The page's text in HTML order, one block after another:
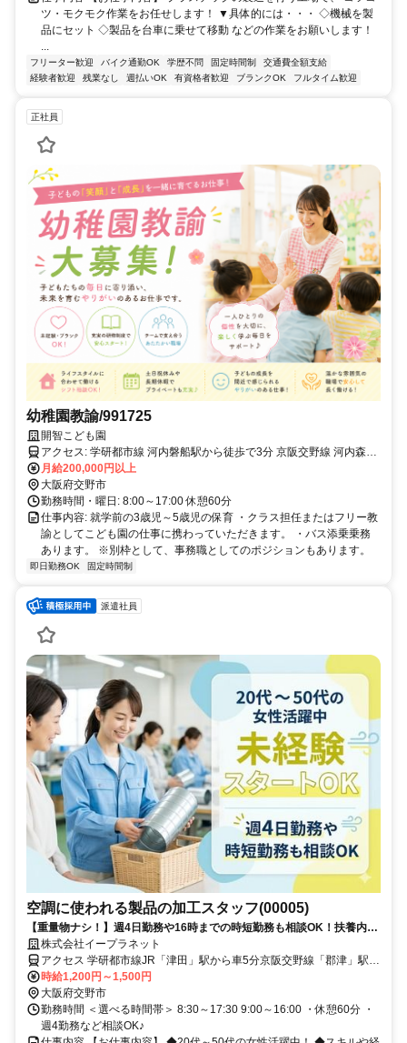
ツ・モクモク作業をお任せします！ ▼具体的には・・・ ◇機械を製
品にセット ◇製品を台車に乗せて移動 などの作業をお願いします！
...
フリーター歓迎 バイク通勤OK 学歴不問 固定時間制
交通費全額支給
経験者歓迎
残業なし 週払いOK 有資格者歓迎 ブランクOK フルタイム歓迎
正社員
幼稚園教諭/991725
開智こども園
アクセス: 学研都市線 河内磐船駅から徒歩で3分 京阪交野線 河内森駅
から徒歩で10分 京阪交野線 交野市駅から徒歩で17分
月給200,000円以上
大阪府交野市
勤務時間・曜日: 8:00～17:00 休憩60分
仕事内容: 就学前の3歳児～5歳児の保育 ・クラス担任またはフリー教
諭としてこども園の仕事に携わっていただきます。 ・バス添乗乗務
あります。 ※別枠として、事務職としてのポジションもあります。
即日勤務OK 固定時間制
派遣社員
空調に使われる製品の加工スタッフ(00005)
【重量物ナシ！】週4日勤務や16時までの時短勤務も相談OK！扶養内勤
務OK！未経験でも覚えやすいシンプル軽作業◎
株式会社イープラネット
アクセス 学研都市線JR「津田」駅から車5分京阪交野線「郡津」駅か
ら車7分京阪交野線「村野」駅から車5分車・バイク通勤OK
時給1,200円～1,500円
大阪府交野市
勤務時間 ＜選べる時間帯＞ 8:30～17:30 9:00～16:00 ・休憩60分 ・
週4勤務など相談OK♪